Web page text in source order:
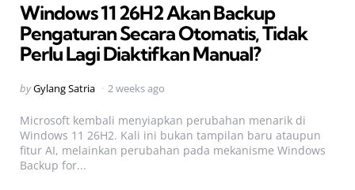
Windows 11 26H2 Akan Backup
Pengaturan Secara Otomatis, Tidak
Perlu Lagi Diaktifkan Manual?
Posted
byGylang Satria 2 weeks ago
Microsoft kembali menyiapkan perubahan menarik di
Windows 11 26H2. Kali ini bukan tampilan baru ataupun
fitur AI, melainkan perubahan pada mekanisme Windows
Backup for...